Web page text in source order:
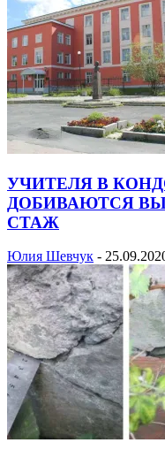
УЧИТЕЛЯ В
ДОБИВАЮТСЯ
СТАЖ
Юлия Шевчук -